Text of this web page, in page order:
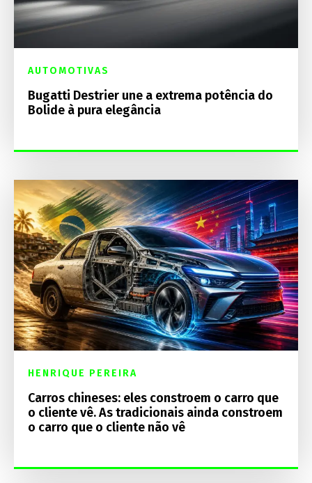
AUTOMOTIVAS
Bugatti Destrier une a extrema potência do
Bolide à pura elegância
HENRIQUE PEREIRA
Carros chineses: eles constroem o carro que
o cliente vê. As tradicionais ainda constroem
o carro que o cliente não vê